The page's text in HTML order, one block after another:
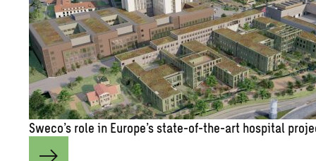
Sweco’s role in Eu­rope’s state-of-the-art hos­pi­tal